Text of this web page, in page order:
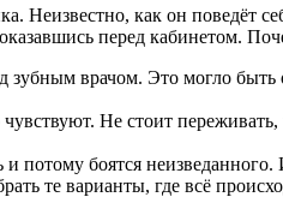
Неизвестно, как он поведёт
перед кабинетом.
врачом. Это могло
Не стоит
потому боятся
те варианты, где всё